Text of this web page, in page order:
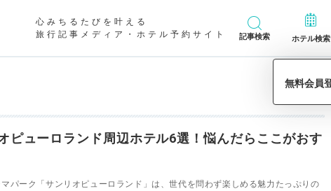
心みちるたびを叶える
旅行記事メディア・ホテル予約サイト
記事検索 ホテル検索
ピューロランド周辺ホテル6選！悩んだらここがおす
パーク「サンリオピューロランド」は、世代を問わず楽しめる魅力たっぷりの